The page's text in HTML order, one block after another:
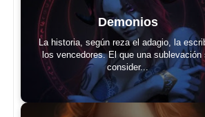
Demonios
La historia, según reza el adagio, la
los vencedores. El que una sublevación
consider...